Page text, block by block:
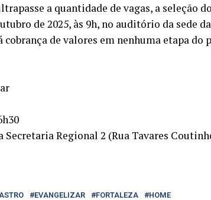
a quantidade de vagas, a seleção
de 2025, às 9h, no auditório da sede
de valores em nenhuma etapa do
Regional 2 (Rua Tavares
EVANGELIZAR FORTALEZA HOME